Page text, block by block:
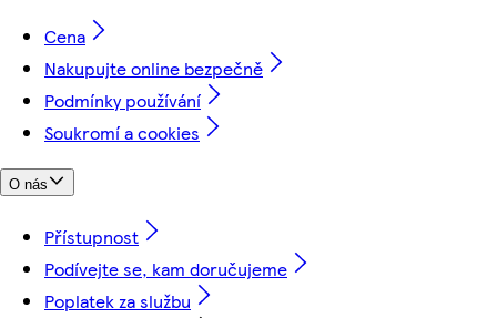
Cena
Nakupujte online bezpečně
Podmínky používání
Soukromí a cookies
O nás
Přístupnost
Podívejte se, kam doručujeme
Poplatek za službu